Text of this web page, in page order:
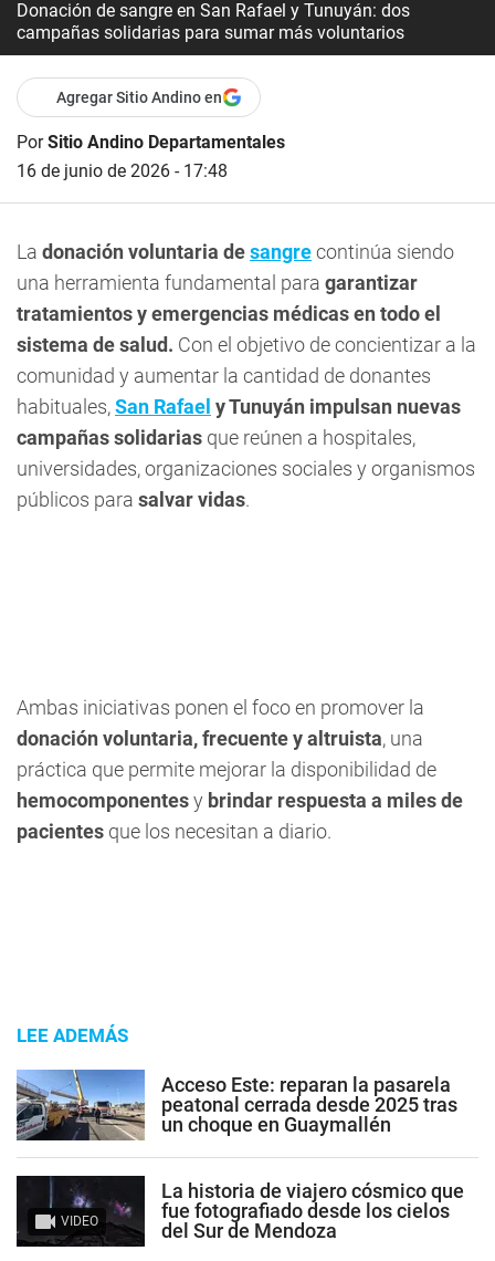
Donación de sangre en San Rafael y Tunuyán: dos
campañas solidarias para sumar más voluntarios
Agregar Sitio Andino en
PorSitio Andino Departamentales
16 de junio de 2026 - 17:48
La donación voluntaria desangrecontinúa siendo
una herramienta fundamental para garantizar
tratamientos y emergencias médicas en todo el
sistema de salud. Con el objetivo de concientizar a la
comunidad y aumentar la cantidad de donantes
habituales,San Rafael y Tunuyán impulsan nuevas
campañas solidarias que reúnen a hospitales,
universidades, organizaciones sociales y organismos
públicos para salvar vidas.
Ambas iniciativas ponen el foco en promover la
donación voluntaria, frecuente y altruista, una
práctica que permite mejorar la disponibilidad de
hemocomponentesy brindar respuesta a miles de
pacientes que los necesitan a diario.
LEE ADEMÁS
Acceso Este: reparan la pasarela
peatonal cerrada desde 2025 tras
un choque en Guaymallén
VIDEO
La historia de viajero cósmico que
fue fotografiado desde los cielos
del Sur de Mendoza